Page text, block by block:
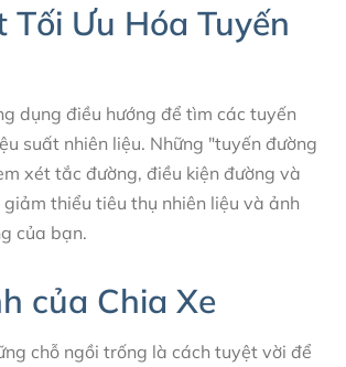
Tối Ưu Hóa Tuyến
dụng điều hướng để tìm các tuyến
suất nhiên liệu. Những "tuyến đường
xét tắc đường, điều kiện đường và
thiểu tiêu thụ nhiên liệu và ảnh
của bạn.
của Chia Xe
chỗ ngồi trống là cách tuyệt vời để